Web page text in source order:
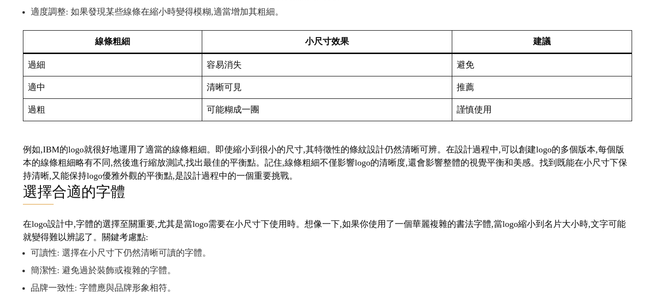
適度調整: 如果發現某些線條在縮小時變得模糊,適當增加其粗細。
線條粗細 小尺寸效果 建議
過細 容易消失 避免
適中 清晰可見 推薦
過粗 可能糊成一團 謹慎使用
例如,IBM的logo就很好地運用了適當的線條粗細。即使縮小到很小的尺寸,其特徵性的條紋設計仍然清晰可辨。在設計過程中,可以創建logo的多個版本,每個版
本的線條粗細略有不同,然後進行縮放測試,找出最佳的平衡點。記住,線條粗細不僅影響logo的清晰度,還會影響整體的視覺平衡和美感。找到既能在小尺寸下保
持清晰,又能保持logo優雅外觀的平衡點,是設計過程中的一個重要挑戰。
選擇合適的字體
在logo設計中,字體的選擇至關重要,尤其是當logo需要在小尺寸下使用時。想像一下,如果你使用了一個華麗複雜的書法字體,當logo縮小到名片大小時,文字可能
就變得難以辨認了。關鍵考慮點:
可讀性: 選擇在小尺寸下仍然清晰可讀的字體。
簡潔性: 避免過於裝飾或複雜的字體。
品牌一致性: 字體應與品牌形象相符。